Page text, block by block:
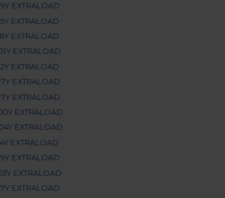
EXTRALOAD
EXTRALOAD
EXTRALOAD
EXTRALOAD
EXTRALOAD
EXTRALOAD
EXTRALOAD
EXTRALOAD
EXTRALOAD
EXTRALOAD
EXTRALOAD
EXTRALOAD
EXTRALOAD